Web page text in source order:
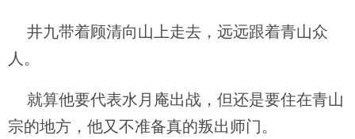
井九带着顾清向山上走去，远远跟着青山众
人。
就算他要代表水月庵出战，但还是要住在青山
宗的地方，他又不准备真的叛出师门。